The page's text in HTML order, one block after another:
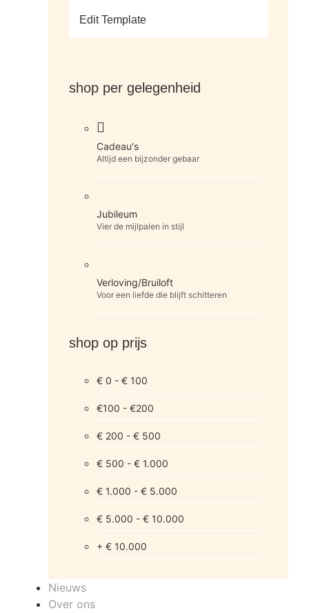
Edit Template
shop per gelegenheid
Cadeau's
Altijd een bijzonder gebaar
Jubileum
Vier de mijlpalen in stijl
Verloving/Bruiloft
Voor een liefde die blijft schitteren
shop op prijs
€ 0 - € 100
€100 - €200
€ 200 - € 500
€ 500 - € 1.000
€ 1.000 - € 5.000
€ 5.000 - € 10.000
+ € 10.000
Nieuws
Over ons